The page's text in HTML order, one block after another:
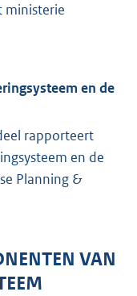
ministerie
en de
rapporteert
en de
Planning &
VAN